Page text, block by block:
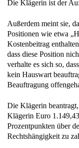
Die Klägerin ist der
Außerdem meint sie,
Positionen wie etwa
Kostenbeitrag
dass diese Position
verhalte es sich so,
kein Hauswart
Beauftragung
Die Klägerin
Klägerin Euro
Prozentpunkten über
Rechtshängigkeit zu